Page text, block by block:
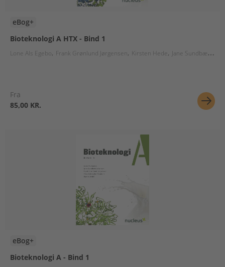
eBog+
Bioteknologi A HTX - Bind 1
Lone Als Egebo Frank Grønlund Jørgensen Kirsten Hede Jane Sundbæk Johansen
Fra
85,00 KR.
eBog+
Bioteknologi A - Bind 1